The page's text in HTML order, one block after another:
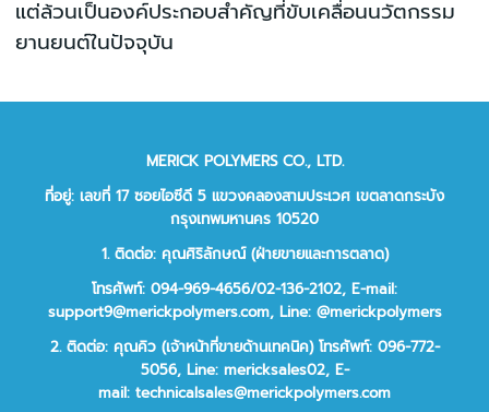
แต่ล้วนเป็นองค์ประกอบสำคัญที่ขับเคลื่อนนวัตกรรม
ยานยนต์ในปัจจุบัน
MERICK POLYMERS CO., LTD.
ที่อยู่: เลขที่ 17 ซอยไอซีดี 5 แขวงคลองสามประเวศ เขตลาดกระบัง
กรุงเทพมหานคร 10520
1. ติดต่อ: คุณศิริลักษณ์ (ฝ่ายขายและการตลาด)
โทรศัพท์: 094-969-4656/02-136-2102, E-mail:
support9@merickpolymers.com, Line: @merickpolymers
2.ติดต่อ: คุณคิว (เจ้าหน้าที่ขายด้านเทคนิค)โทรศัพท์: 096-772-
5056, Line: mericksales02, E-
mail: technicalsales@merickpolymers.com